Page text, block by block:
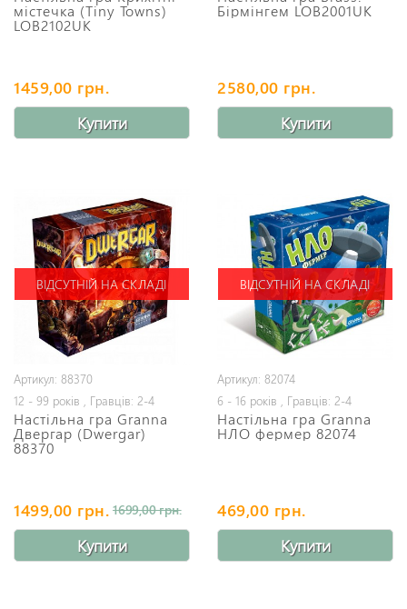
містечка (Tiny Towns)
LOB2102UK
1459,00 грн.
Купити
Бірмінгем LOB2001UK
2580,00 грн.
Купити
ВІДСУТНІЙ НА СКЛАДІ
Артикул: 88370
12 - 99 років , Гравців: 2-4
Настільна гра Granna
Двергар (Dwergar)
88370
1499,00 грн. 1699,00 грн.
Купити
ВІДСУТНІЙ НА СКЛАДІ
Артикул: 82074
6 - 16 років , Гравців: 2-4
Настільна гра Granna
НЛО фермер 82074
469,00 грн.
Купити